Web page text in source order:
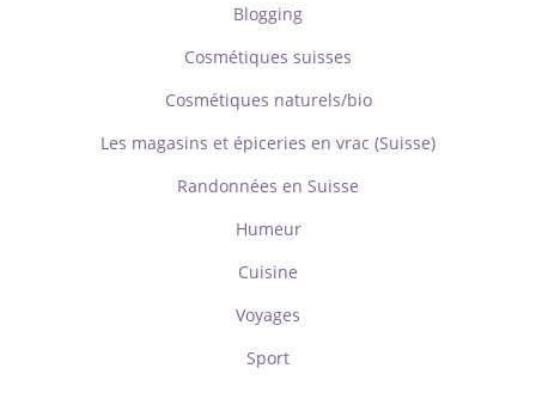
Blogging
Cosmétiques suisses
Cosmétiques naturels/bio
Les magasins et épiceries en vrac (Suisse)
Randonnées en Suisse
Humeur
Cuisine
Voyages
Sport